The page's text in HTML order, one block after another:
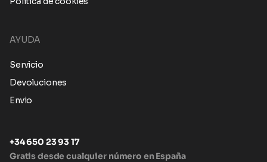
AYUDA
Servicio
Devoluciones
Envio
+34 650 23 93 17
Gratis desde cualquier número en España